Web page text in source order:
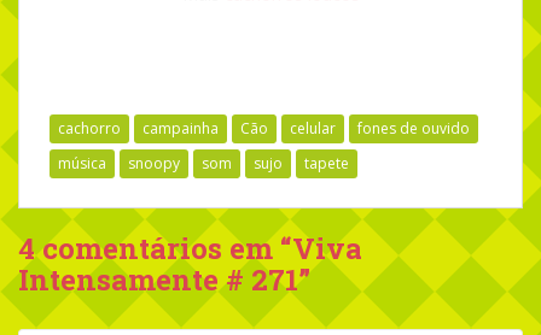
cachorro campainha Cão celular
fones de ouvido
música
snoopy som sujo tapete
4 comentários em “Viva
Intensamente # 271”